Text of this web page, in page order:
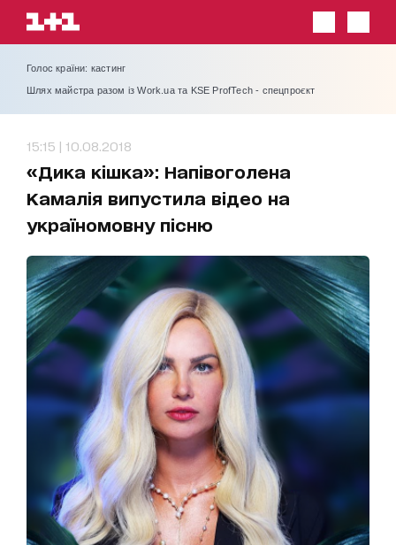
Голос країни: кастинг
Шлях майстра разом із Work.ua та KSE ProfTech - спецпроєкт
15:15 | 10.08.2018
«Дика кішка»: Напівоголена
Камалія випустила відео на
україномовну пісню